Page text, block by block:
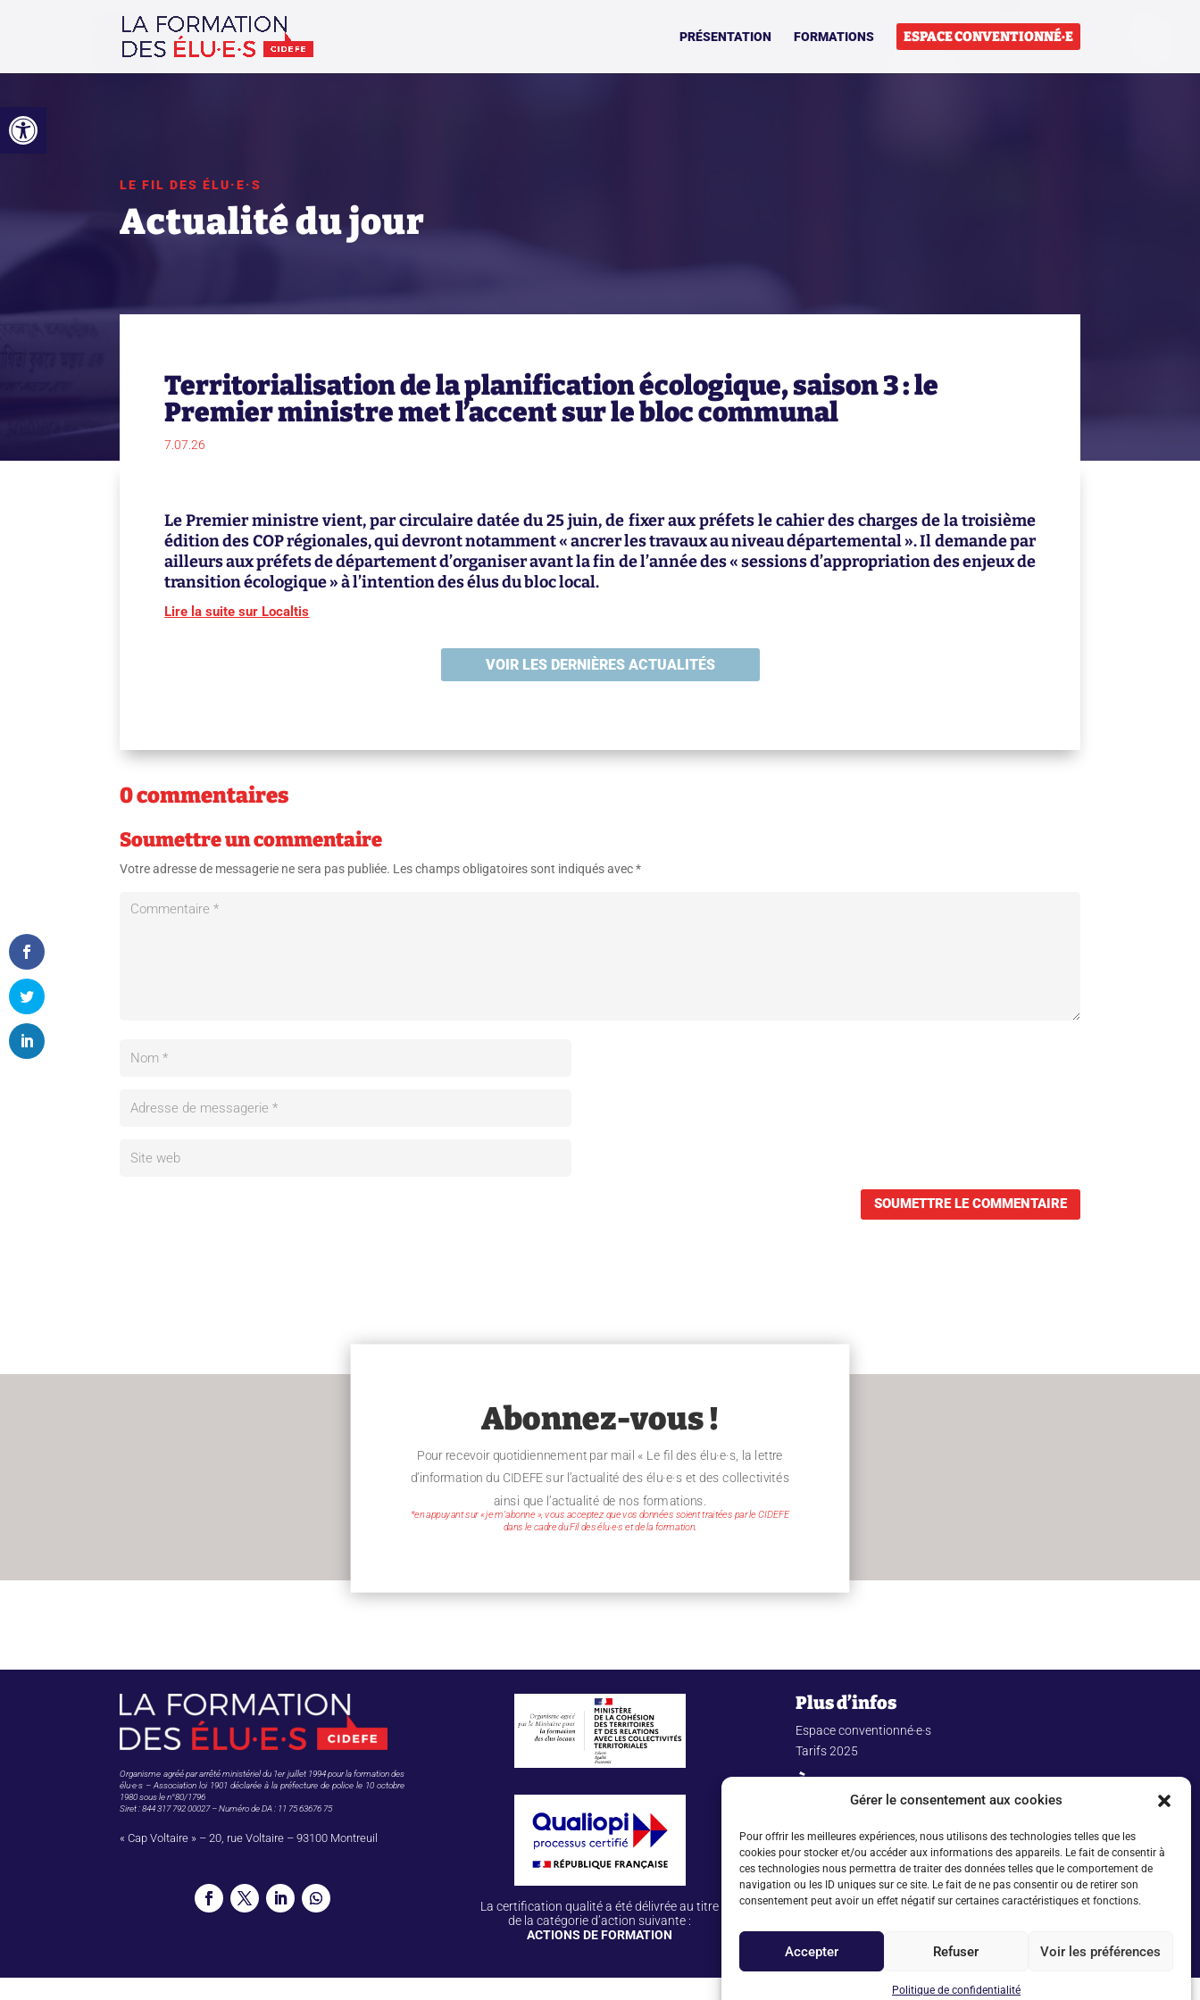
Ouvrir la barre d’outils
Gérer le consentement aux cookies
Pour offrir les meilleures expériences, nous utilisons des technologies telles que les
cookies pour stocker et/ou accéder aux informations des appareils. Le fait de consentir à
ces technologies nous permettra de traiter des données telles que le comportement de
navigation ou les ID uniques sur ce site. Le fait de ne pas consentir ou de retirer son
consentement peut avoir un effet négatif sur certaines caractéristiques et fonctions.
Accepter Refuser Voir les préférences
Politique de confidentialité
PRÉSENTATION FORMATIONS ESPACE CONVENTIONNÉ·E
LE FIL DES ÉLU·E·S
Actualité du jour
Territorialisation de la planification écologique, saison 3 : le
Premier ministre met l’accent sur le bloc communal
7.07.26
Le Premier ministre vient, par circulaire datée du 25 juin, de fixer aux préfets le cahier des charges de la troisième
édition des COP régionales, qui devront notamment « ancrer les travaux au niveau départemental ». Il demande par
ailleurs aux préfets de département d’organiser avant la fin de l’année des « sessions d’appropriation des enjeux de
transition écologique » à l’intention des élus du bloc local.
Lire la suite sur Localtis
VOIR LES DERNIÈRES ACTUALITÉS
0 commentaires
Soumettre un commentaire
Votre adresse de messagerie ne sera pas publiée. Les champs obligatoires sont indiqués avec*
SOUMETTRE LE COMMENTAIRE
Abonnez-vous !
Pour recevoir quotidiennement par mail « Le fil des élu·e·s, la lettre
d’information du CIDEFE sur l’actualité des élu·e·s et des collectivités
ainsi que l’actualité de nos formations.
*en appuyant sur « je m’abonne », vous acceptez que vos données soient traitées par le CIDEFE
dans le cadre du Fil des élu·e·s et de la formation.
Organisme agréé par arrêté ministériel du 1er juillet 1994 pour la formation des
élu·e·s – Association loi 1901 déclarée à la préfecture de police le 10 octobre
1980 sous le n°80/1796
Siret : 844 317 792 00027 – Numéro de DA : 11 75 63676 75
« Cap Voltaire » – 20, rue Voltaire – 93100 Montreuil
La certification qualité a été délivrée au titre
de la catégorie d’action suivante :
ACTIONS DE FORMATION
Plus d’infos
Espace conventionné·e·s
Tarifs 2025
À propos
Politique de confidentialité
© Copyright 2025 CIDEFE